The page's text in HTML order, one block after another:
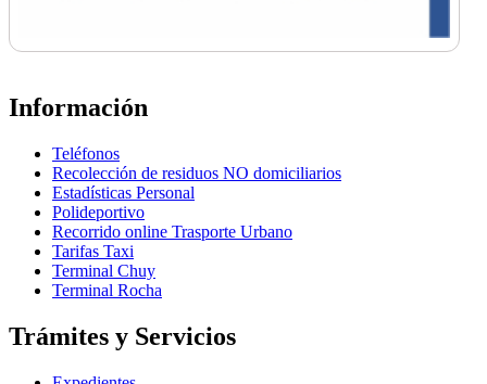
Información
Teléfonos
Recolección de residuos NO domiciliarios
Estadísticas Personal
Polideportivo
Recorrido online Trasporte Urbano
Tarifas Taxi
Terminal Chuy
Terminal Rocha
Trámites y Servicios